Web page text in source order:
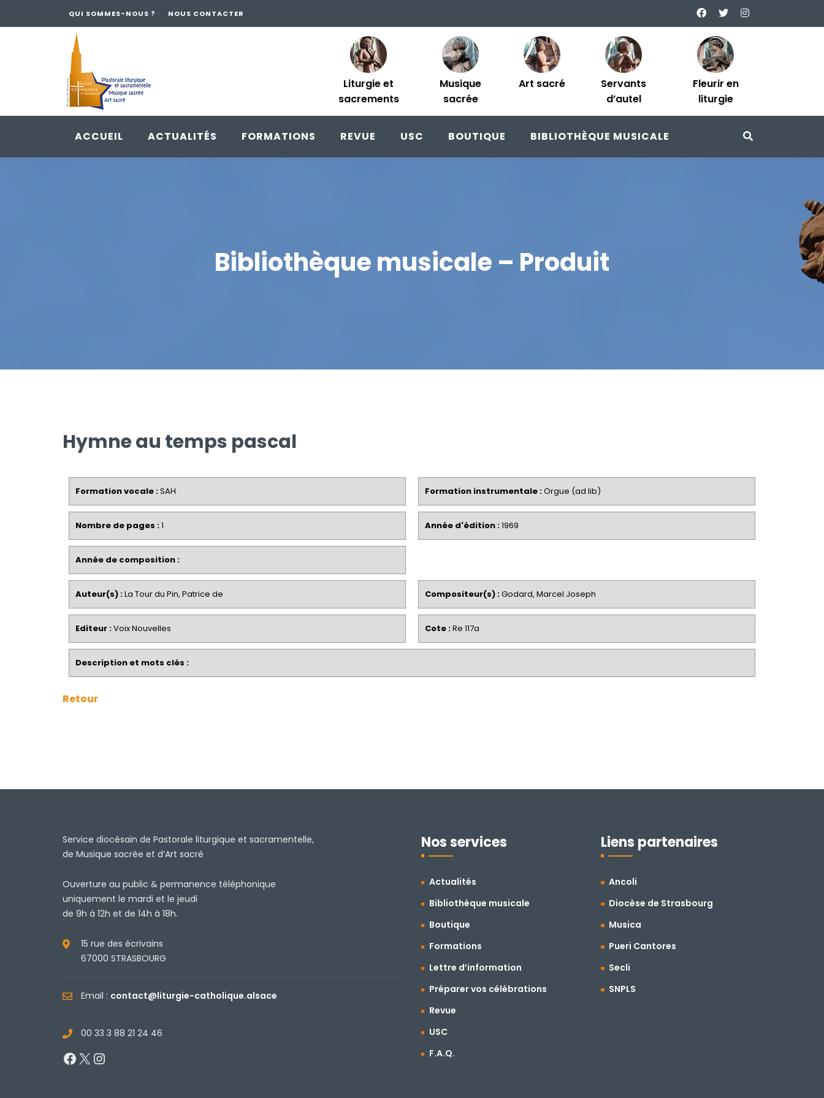
Skip
QUI SOMMES-NOUS ? NOUS CONTACTER
Liturgie et
sacrements
Musique
sacrée
Art sacré
Servants
d’autel
Fleurir en
liturgie
ACCUEIL ACTUALITÉS FORMATIONS REVUE USC BOUTIQUE BIBLIOTHÈQUE MUSICALE
Bibliothèque musicale – Produit
Hymne au temps pascal
Formation vocale :SAH Formation instrumentale :Orgue (ad lib)
Nombre de pages :1 Année d'édition :1969
Année de composition :
Auteur(s) :La Tour du Pin, Patrice de Compositeur(s) :Godard, Marcel Joseph
Editeur :Voix Nouvelles Cote :Re 117a
Description et mots clés :
Retour
Service diocésain de Pastorale liturgique et sacramentelle,
de Musique sacrée et d’Art sacré
Ouverture au public & permanence téléphonique
uniquement le mardi et le jeudi
de 9h à 12h et de 14h à 18h.
15 rue des écrivains
67000 STRASBOURG
Email : contact@liturgie-catholique.alsace
00 33 3 88 21 24 46
Facebook
X
Nos services
Actualités
Bibliothèque musicale
Boutique
Formations
Lettre d’information
Préparer vos célébrations
Revue
USC
F.A.Q.
Liens partenaires
Ancoli
Diocèse de Strasbourg
Musica
Pueri Cantores
Secli
SNPLS